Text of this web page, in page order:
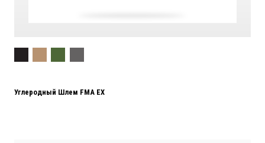
Углеродный Шлем FMA EX